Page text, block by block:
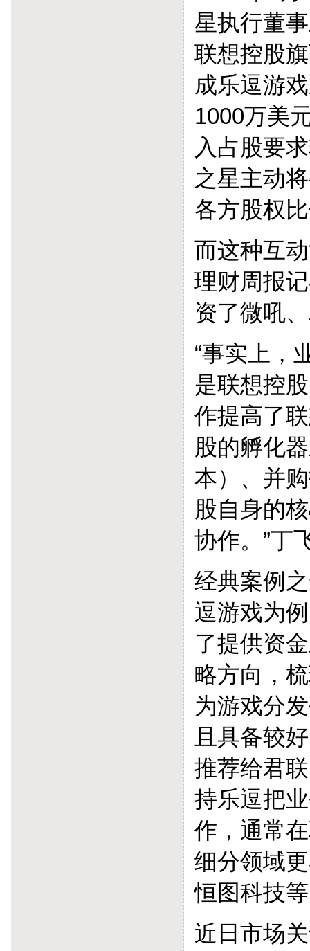
星执行董
联想控股
成乐逗游
1000万美
入占股要
之星主动
各方股权
而这种互
理财周报
资了微吼
“事实上，
是联想控
作提高了
股的孵化
本）、并
股自身的
协作。”丁
经典案例
逗游戏为
了提供资
略方向，
为游戏分
且具备较
推荐给君
持乐逗把
作，通常
细分领域
恒图科技
近日市场